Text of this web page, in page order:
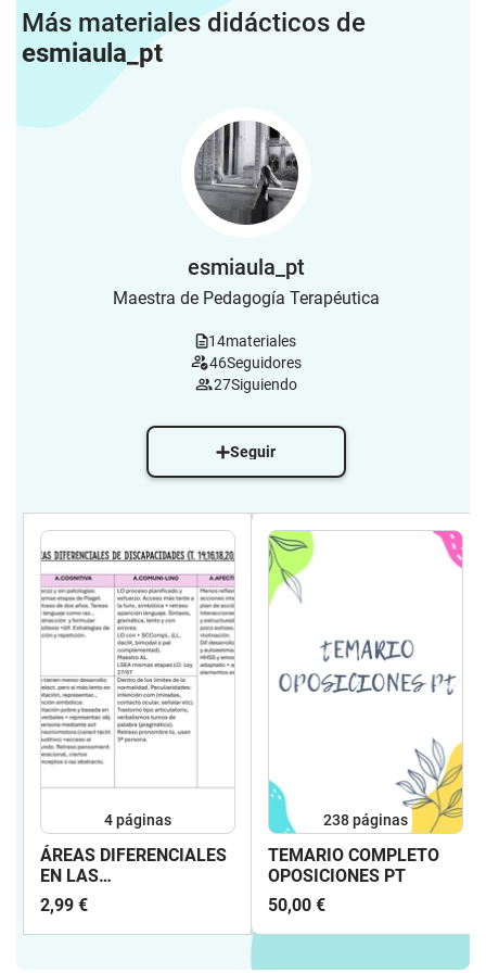
Más materiales didácticos de
esmiaula_pt
esmiaula_pt
Maestra de Pedagogía Terapéutica
14materiales
46Seguidores
27Siguiendo
Seguir
4páginas
ÁREAS DIFERENCIALES
EN LAS
DISCAPACIDADES -
TEMARIO PT
2,99 €
238páginas
TEMARIO COMPLETO
OPOSICIONES PT
50,00 €